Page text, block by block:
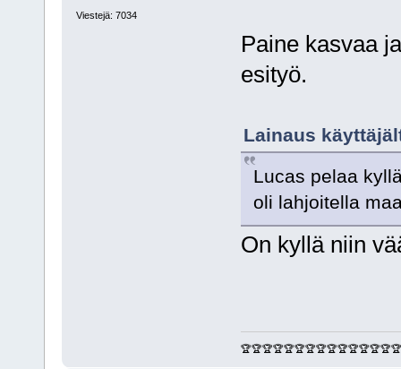
Viestejä: 7034
Paine kasvaa
esityö.
Lainaus
Lucas pelaa
oli lahjoitella
On kyllä niin
🏆🏆🏆🏆🏆🏆🏆🏆🏆🏆🏆🏆🏆🏆🏆